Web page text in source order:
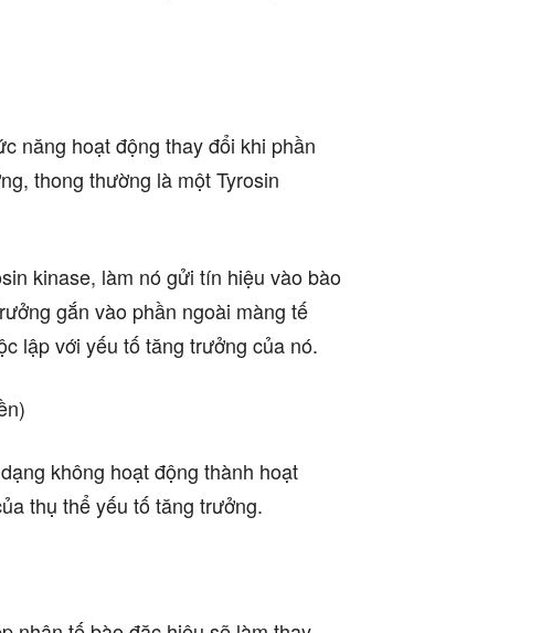
năng hoạt động thay đổi khi phần
thong thường là một Tyrosin
kinase, làm nó gửi tín hiệu vào bào
gắn vào phần ngoài màng tế
lập với yếu tố tăng trưởng của nó.
không hoạt động thành hoạt
thụ thể yếu tố tăng trưởng.